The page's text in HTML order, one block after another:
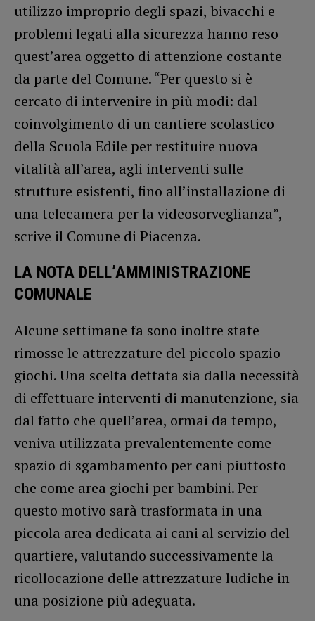
utilizzo improprio degli spazi, bivacchi e
problemi legati alla sicurezza hanno reso
quest’area oggetto di attenzione costante
da parte del Comune. “Per questo si è
cercato di intervenire in più modi: dal
coinvolgimento di un cantiere scolastico
della Scuola Edile per restituire nuova
vitalità all’area, agli interventi sulle
strutture esistenti, fino all’installazione di
una telecamera per la videosorveglianza”,
scrive il Comune di Piacenza.
LA NOTA DELL’AMMINISTRAZIONE
COMUNALE
Alcune settimane fa sono inoltre state
rimosse le attrezzature del piccolo spazio
giochi. Una scelta dettata sia dalla necessità
di effettuare interventi di manutenzione, sia
dal fatto che quell’area, ormai da tempo,
veniva utilizzata prevalentemente come
spazio di sgambamento per cani piuttosto
che come area giochi per bambini. Per
questo motivo sarà trasformata in una
piccola area dedicata ai cani al servizio del
quartiere, valutando successivamente la
ricollocazione delle attrezzature ludiche in
una posizione più adeguata.